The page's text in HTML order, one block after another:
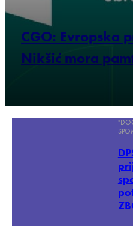
CGO: Evropska
Nikšić mora